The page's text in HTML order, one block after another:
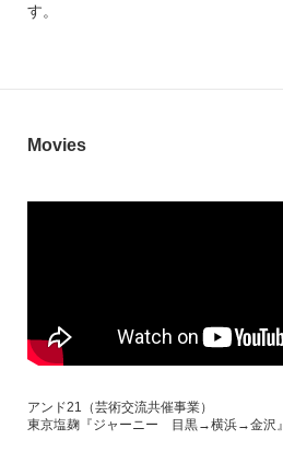
す。
Movies
アンド21（芸術交流共催事業）
東京塩麹『ジャーニー 目黒→横浜→金沢』